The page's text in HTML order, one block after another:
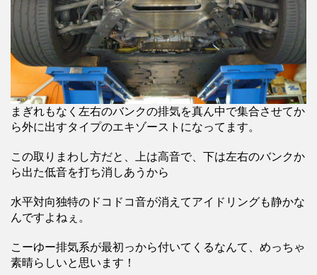
まぎれもなく左右のバンクの排気を真ん中で集合させてか
ら外に出すタイプのエキゾーストになってます。
この取りまわし方だと、上は高音で、下は左右のバンクか
ら出た低音を打ち消しあうから
水平対向独特のドコドコ音が消えてアイドリングも静かな
んですよねぇ。
こーゆー排気系が最初っから付いてくるなんて、めっちゃ
素晴らしいと思います！